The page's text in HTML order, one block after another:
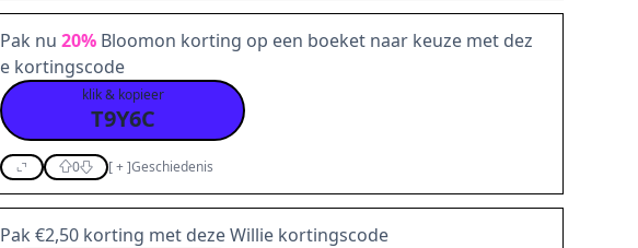
Pak nu 20% Bloomon korting op een boeket naar keuze met dez
e kortingscode
klik & kopieer
T9Y6C
0 [+]Geschiedenis
Pak €2,50 korting met deze Willie kortingscode